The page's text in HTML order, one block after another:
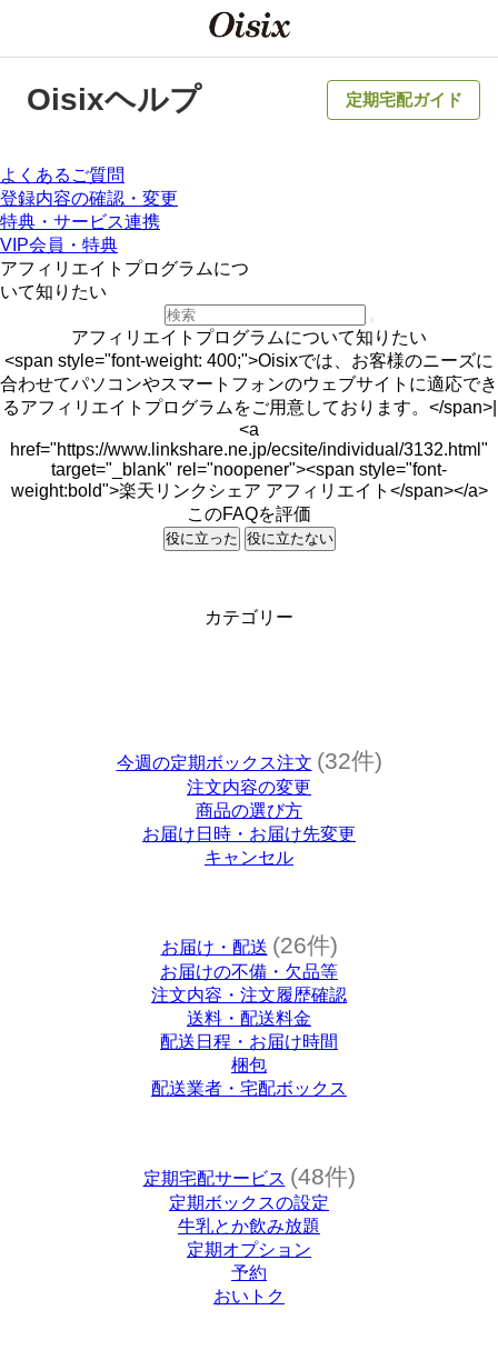
Oisixヘルプ 定期宅配ガイド
よくあるご質問
登録内容の確認・変更
特典・サービス連携
VIP会員・特典
アフィリエイトプログラムにつ
いて知りたい
アフィリエイトプログラムについて知りたい
<span style="font-weight: 400;">Oisixでは、お客様のニーズに
合わせてパソコンやスマートフォンのウェブサイトに適応でき
るアフィリエイトプログラムをご用意しております。</span>|
<a
href="https://www.linkshare.ne.jp/ecsite/individual/3132.html"
target="_blank" rel="noopener"><span style="font-
weight:bold">楽天リンクシェア アフィリエイト</span></a>
このFAQを評価
役に立った 役に立たない
カテゴリー
今週の定期ボックス注文 (32件)
注文内容の変更
商品の選び方
お届け日時・お届け先変更
キャンセル
お届け・配送 (26件)
お届けの不備・欠品等
注文内容・注文履歴確認
送料・配送料金
配送日程・お届け時間
梱包
配送業者・宅配ボックス
定期宅配サービス (48件)
定期ボックスの設定
牛乳とか飲み放題
定期オプション
予約
おいトク